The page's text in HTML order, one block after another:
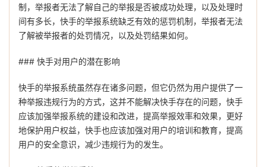
制，举报者无法了解自己的举报是否被成功处理，以及处理时
间有多长，快手的举报系统缺乏有效的惩罚机制，举报者无法
了解被举报者的处罚情况，以及处罚结果如何。
### 快手对用户的潜在影响
快手的举报系统虽然存在诸多问题，但它仍然为用户提供了一
种举报违规行为的方式，这并不能解决快手存在的问题，快手
应该加强举报系统的建设和改进，提高举报效率和效果，更好
地保护用户权益，快手也应该加强对用户的培训和教育，提高
用户的安全意识，减少违规行为的发生。